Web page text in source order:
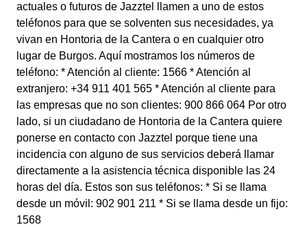
actuales o futuros de Jazztel llamen a uno de estos
teléfonos para que se solventen sus necesidades, ya
vivan en Hontoria de la Cantera o en cualquier otro
lugar de Burgos. Aquí mostramos los números de
teléfono: * Atención al cliente: 1566 * Atención al
extranjero: +34 911 401 565 * Atención al cliente para
las empresas que no son clientes: 900 866 064 Por otro
lado, si un ciudadano de Hontoria de la Cantera quiere
ponerse en contacto con Jazztel porque tiene una
incidencia con alguno de sus servicios deberá llamar
directamente a la asistencia técnica disponible las 24
horas del día. Estos son sus teléfonos: * Si se llama
desde un móvil: 902 901 211 * Si se llama desde un fijo:
1568